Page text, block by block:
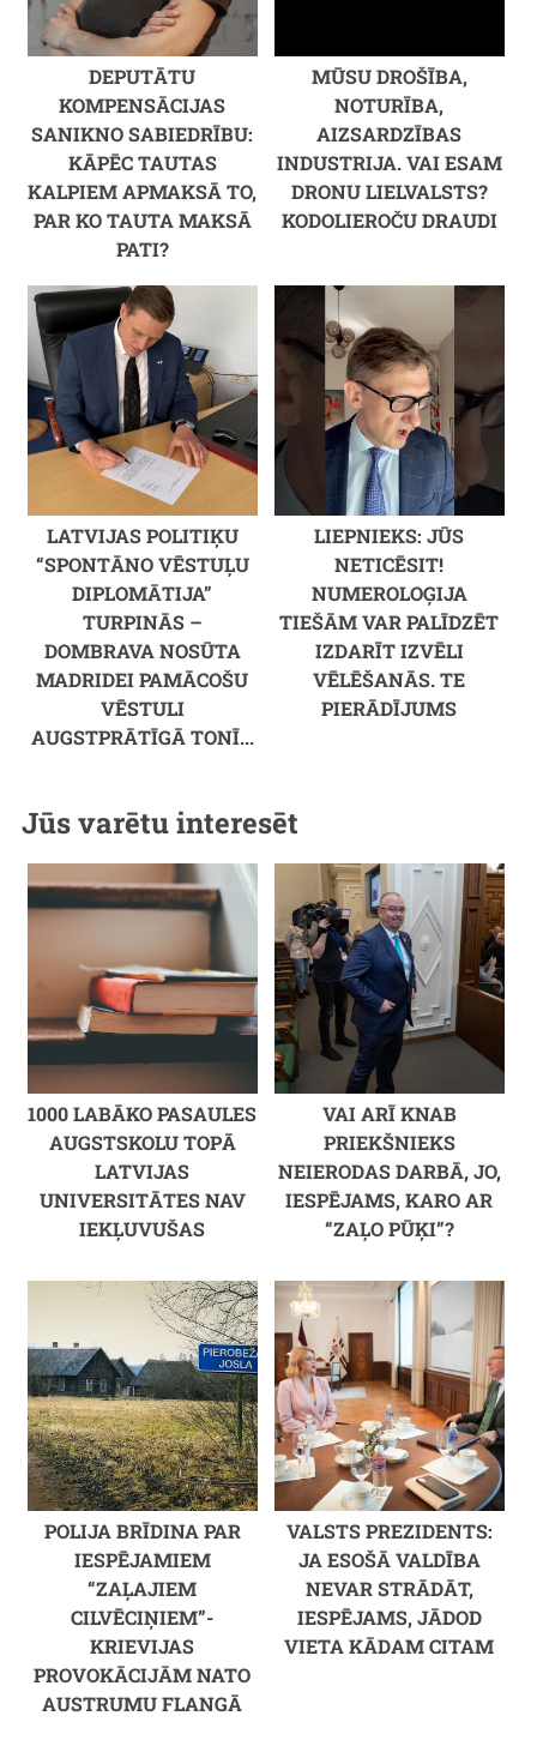
DEPUTĀTU
KOMPENSĀCIJAS
SANIKNO SABIEDRĪBU:
KĀPĒC TAUTAS
KALPIEM APMAKSĀ TO,
PAR KO TAUTA MAKSĀ
PATI?
MŪSU DROŠĪBA,
NOTURĪBA,
AIZSARDZĪBAS
INDUSTRIJA. VAI ESAM
DRONU LIELVALSTS?
KODOLIEROČU DRAUDI
LATVIJAS POLITIĶU
“SPONTĀNO VĒSTUĻU
DIPLOMĀTIJA”
TURPINĀS –
DOMBRAVA NOSŪTA
MADRIDEI PAMĀCOŠU
VĒSTULI
AUGSTPRĀTĪGĀ TONĪ...
LIEPNIEKS: JŪS
NETICĒSIT!
NUMEROLOĢIJA
TIEŠĀM VAR PALĪDZĒT
IZDARĪT IZVĒLI
VĒLĒŠANĀS. TE
PIERĀDĪJUMS
Jūs varētu interesēt
1000 LABĀKO PASAULES
AUGSTSKOLU TOPĀ
LATVIJAS
UNIVERSITĀTES NAV
IEKĻUVUŠAS
VAI ARĪ KNAB
PRIEKŠNIEKS
NEIERODAS DARBĀ, JO,
IESPĒJAMS, KARO AR
“ZAĻO PŪĶI”?
POLIJA BRĪDINA PAR
IESPĒJAMIEM
“ZAĻAJIEM
CILVĒCIŅIEM”-
KRIEVIJAS
PROVOKĀCIJĀM NATO
AUSTRUMU FLANGĀ
VALSTS PREZIDENTS:
JA ESOŠĀ VALDĪBA
NEVAR STRĀDĀT,
IESPĒJAMS, JĀDOD
VIETA KĀDAM CITAM